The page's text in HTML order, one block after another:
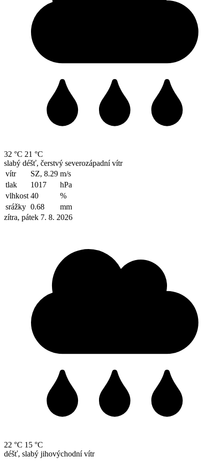
32 °C 21 °C
slabý déšť, čerstvý severozápadní vítr
vítr
SZ, 8.29 m/s
tlak
1017
hPa
vlhkost 40
%
srážky 0.68
mm
zítra, pátek 7. 8. 2026
22 °C 15 °C
déšť, slabý jihovýchodní vítr